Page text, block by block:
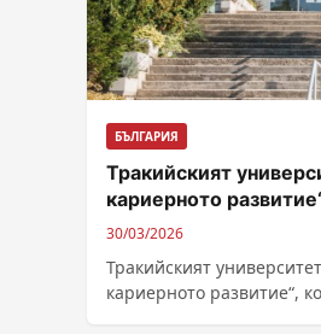
БЪЛГАРИЯ
Тракийският
кариерното
30/03/2026
Тракийският
кариерното развитие“,